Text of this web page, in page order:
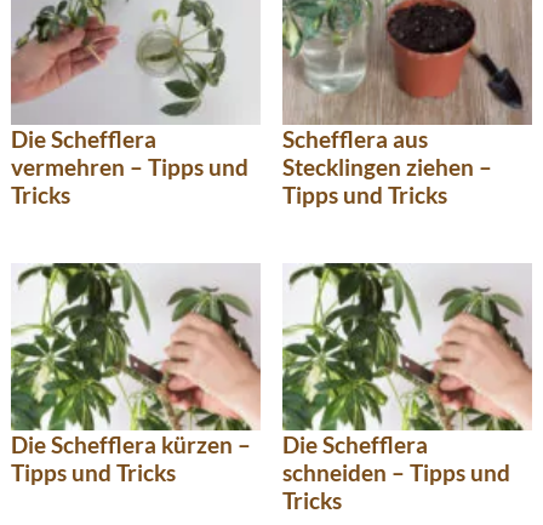
Die Schefflera
vermehren – Tipps und
Tricks
Schefflera aus
Stecklingen ziehen –
Tipps und Tricks
Die Schefflera kürzen –
Tipps und Tricks
Die Schefflera
schneiden – Tipps und
Tricks